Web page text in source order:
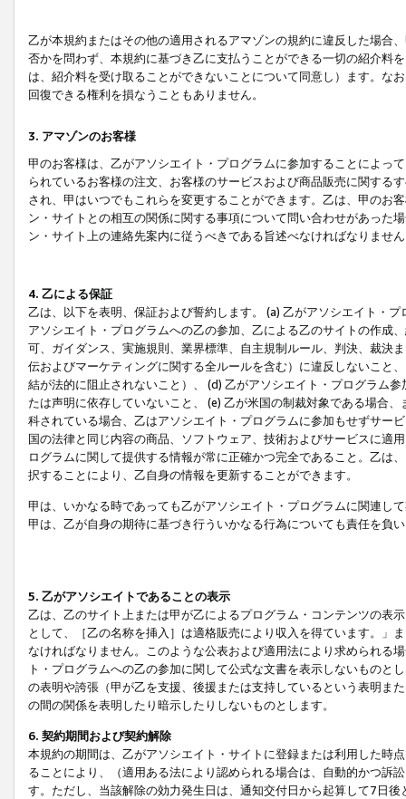
乙が本規約またはその他の適用されるアマゾンの規約に違反した場合
否かを問わず、本規約に基づき乙に支払うことができる一切の紹介料
は、紹介料を受け取ることができないことについて同意し）ます。な
回復できる権利を損なうこともありません。
3. アマゾンのお客様
甲のお客様は、乙がアソシエイト・プログラムに参加することによっ
られているお客様の注文、お客様のサービスおよび商品販売に関する
され、甲はいつでもこれらを変更することができます。乙は、甲のお
ン・サイトとの相互の関係に関する事項について問い合わせがあった
ン・サイト上の連絡先案内に従うべきである旨述べなければなりませ
4. 乙による保証
乙は、以下を表明、保証および誓約します。 (a) 乙がアソシエイト・
アソシエイト・プログラムへの乙の参加、乙による乙のサイトの作成
可、ガイダンス、実施規則、業界標準、自主規制ルール、判決、裁決
伝およびマーケティングに関する全ルールを含む）に違反しないこと
結が法的に阻止されないこと）、 (d) 乙がアソシエイト・プログラム
たは声明に依存していないこと、 (e) 乙が米国の制裁対象である場合
科されている場合、乙はアソシエイト・プログラムに参加もせずサー
国の法律と同じ内容の商品、ソフトウェア、技術およびサービスに適
ログラムに関して提供する情報が常に正確かつ完全であること。乙は
択することにより、乙自身の情報を更新することができます。
甲は、いかなる時であっても乙がアソシエイト・プログラムに関連し
甲は、乙が自身の期待に基づき行ういかなる行為についても責任を負
5. 乙がアソシエイトであることの表示
乙は、乙のサイト上または甲が乙によるプログラム・コンテンツの表
として、［乙の名称を挿入］は適格販売により収入を得ています。」
なければなりません。このような公表および適用法により求められる
ト・プログラムへの乙の参加に関して公式な文書を表示しないもの
の表明や誇張（甲が乙を支援、後援または支持しているという表明ま
の間の関係を表明したり暗示したりしないものとします。
6. 契約期間および契約解除
本規約の期間は、乙がアソシエイト・サイトに登録または利用した時
ることにより、（適用ある法により認められる場合は、自動的かつ訴
す。ただし、当該解除の効力発生日は、通知交付日から起算して7日